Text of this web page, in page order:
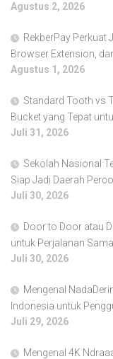
Agustus 2, 2026
RekberPay Perkuat
Browser Extension,
Agustus 1, 2026
Standard Tooth vs
Bucket yang Tepat
Juli 31, 2026
Sekolah Nasional
Siap Jadi Daerah
Juli 30, 2026
Door to Door atau
untuk Perjalanan
Juli 30, 2026
Mengenal
Indonesia untuk
Juli 29, 2026
Mengenal 4K